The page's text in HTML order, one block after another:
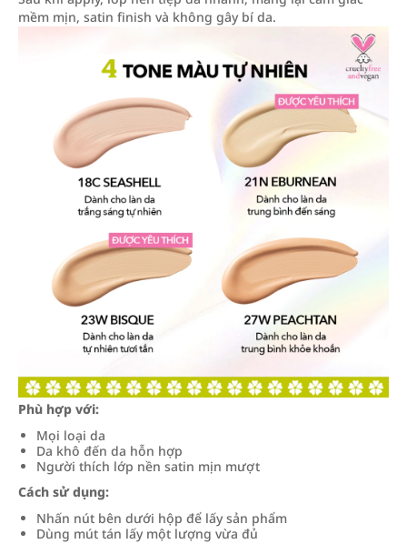
mềm mịn, satin finish và không gây bí da.
Phù hợp với:
Mọi loại da
Da khô đến da hỗn hợp
Người thích lớp nền satin mịn mượt
Cách sử dụng:
Nhấn nút bên dưới hộp để lấy sản phẩm
Dùng mút tán lấy một lượng vừa đủ